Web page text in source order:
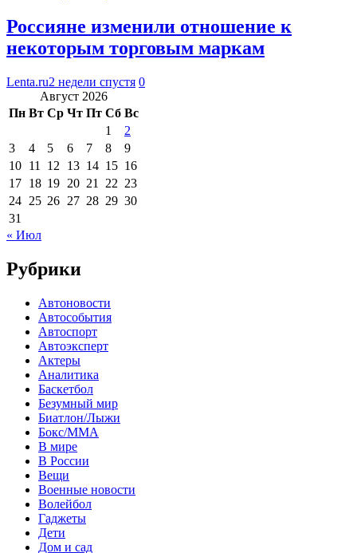
Россияне изменили отношение к
некоторым торговым маркам
Lenta.ru2 недели спустя 0
Август 2026
Пн Вт Ср Чт Пт Сб Вс
1
2
3
4 5 6 7 8
9
10 11 12 13 14 15 16
17 18 19 20 21 22 23
24 25 26 27 28 29 30
31
« Июл
Рубрики
Автоновости
Автособытия
Автоспорт
Автоэксперт
Актеры
Аналитика
Баскетбол
Безумный мир
Биатлон/Лыжи
Бокс/MMA
В мире
В России
Вещи
Военные новости
Волейбол
Гаджеты
Дети
Дом и сад